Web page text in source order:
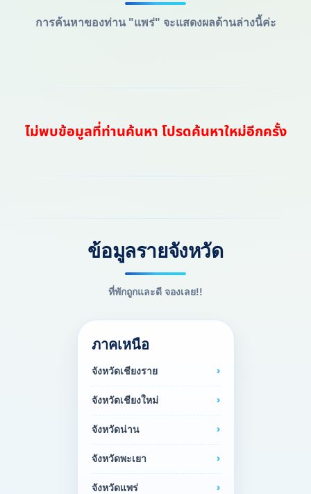
การค้นหาของท่าน "แพร่" จะแสดงผลด้านล่างนี้ค่ะ
ไม่พบข้อมูลที่ท่านค้นหา โปรดค้นหาใหม่อีกครั้ง
ข้อมูลรายจังหวัด
ที่พักถูกและดี จองเลย!!
ภาคเหนือ
จังหวัดเชียงราย
จังหวัดเชียงใหม่
จังหวัดน่าน
จังหวัดพะเยา
จังหวัดแพร่